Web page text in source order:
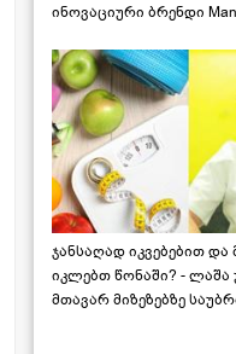
ინოვაციური ბრენდი
ჯანსაღად იკვებებით და
იკლებთ წონაში? - ლაშა
მთავარ მიზეზებზე